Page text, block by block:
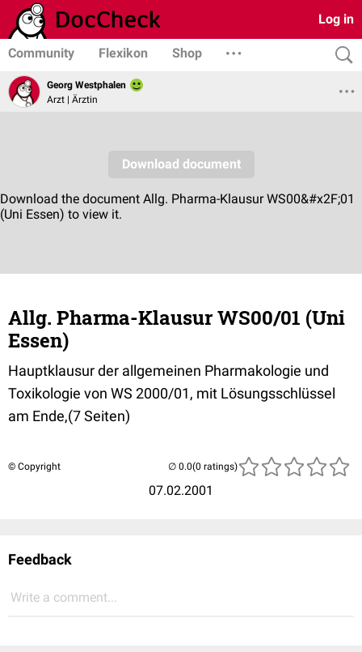
Log in
Community Flexikon Shop
Georg Westphalen
Arzt | Ärztin
Allg. Pharma-Klausur WS00/01 (Uni
Essen)
Hauptklausur der allgemeinen Pharmakologie und
Toxikologie von WS 2000/01, mit Lösungsschlüssel
am Ende,(7 Seiten)
© Copyright
07.02.2001
(0 ratings)
Feedback
Write a comment...